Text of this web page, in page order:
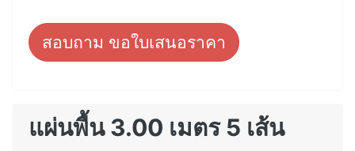
สอบถาม ขอใบเสนอราคา
แผ่นพื้น 3.00 เมตร 5 เส้น